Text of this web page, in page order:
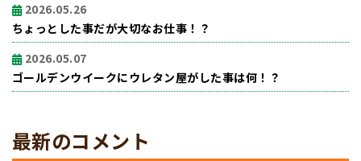
2026.05.26
ちょっとした事だが大切なお仕事！？
2026.05.07
ゴールデンウイークにウレタン屋がした事は何！？
最新のコメント